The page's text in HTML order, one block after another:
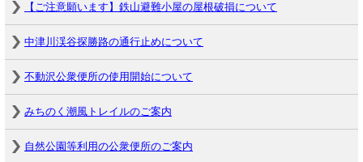
【ご注意願います】鉄山避難小屋の屋根破損について
中津川渓谷探勝路の通行止めについて
不動沢公衆便所の使用開始について
みちのく潮風トレイルのご案内
自然公園等利用の公衆便所のご案内